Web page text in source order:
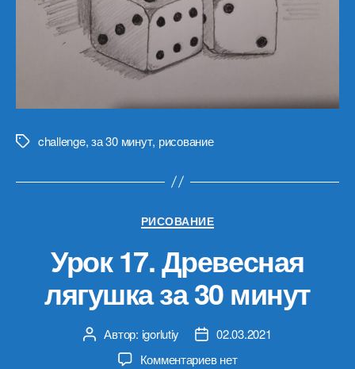
Меткиchallenge,за 30 минут, рисование
Рубрики
РИСОВАНИЕ
Урок 17. Древесная
лягушка за 30 минут
Автор
записи
Автор: igorlutiy
Дата02.03.2021
Комментариевк
нет